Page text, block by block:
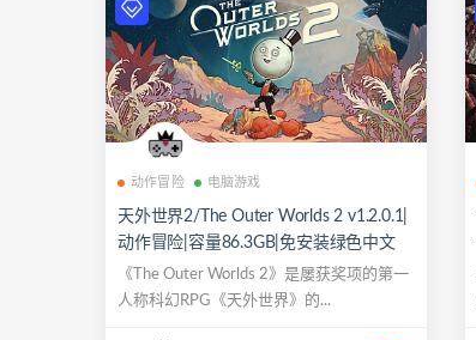
动作冒险 电脑游戏
天外世界2/The Outer Worlds 2 v1.2.0.1|
动作冒险|容量86.3GB|免安装绿色中文
版|支持键盘.鼠标.手柄
《The Outer Worlds 2》是屡获奖项的第一
人称科幻RPG《天外世界》的...